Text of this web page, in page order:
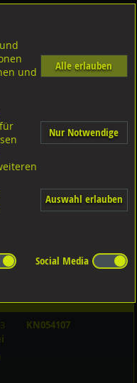
Druckstücke
1.4462
KN054107
und
Alle erlauben
Nur Notwendige
Auswahl erlauben
Social Media